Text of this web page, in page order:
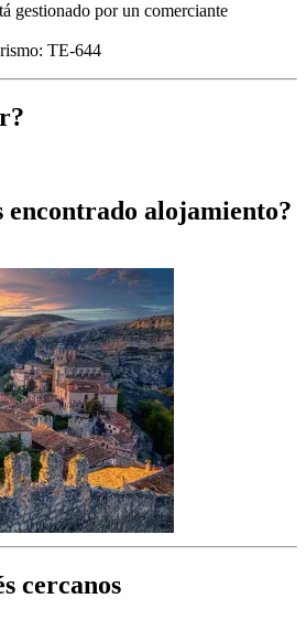
gestionado por un comerciante
TE-644
encontrado alojamiento?
cercanos